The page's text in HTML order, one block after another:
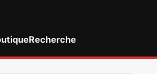
Recherche